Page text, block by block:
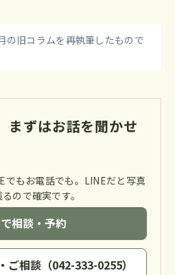
の旧コラムを再執筆したもので
まずはお話を聞かせ
でもお電話でも。LINEだと写真
ので確実です。
相談・予約
ご相談（042-333-0255）